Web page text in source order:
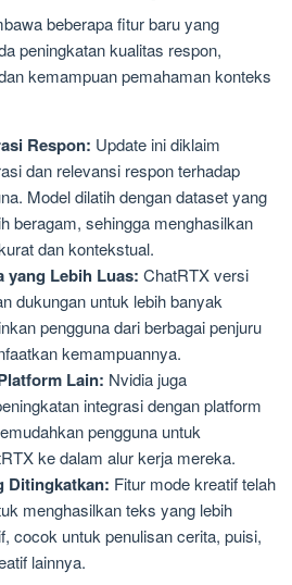
beberapa fitur baru yang
peningkatan kualitas respon,
kemampuan pemahaman konteks
Respon: Update ini diklaim
dan relevansi respon terhadap
Model dilatih dengan dataset yang
beragam, sehingga menghasilkan
dan kontekstual.
yang Lebih Luas: ChatRTX versi
dukungan untuk lebih banyak
pengguna dari berbagai penjuru
kemampuannya.
Lain: Nvidia juga
integrasi dengan platform
pengguna untuk
ke dalam alur kerja mereka.
Ditingkatkan: Fitur mode kreatif telah
menghasilkan teks yang lebih
cocok untuk penulisan cerita, puisi,
lainnya.